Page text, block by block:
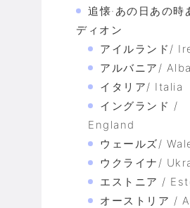
追懐·あの日あの時
ディオン
アイルランド/
アルバニア/
イタリア/ Italia
イングランド /
England
ウェールズ/
ウクライナ/
エストニア /
オーストリア /